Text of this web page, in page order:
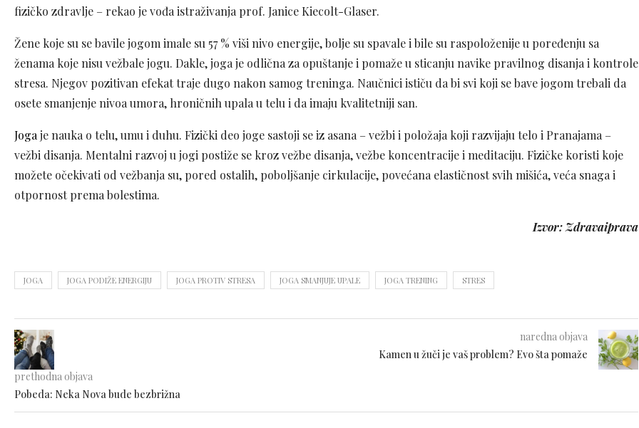
fizičko zdravlje – rekao je vođa istraživanja prof. Janice Kiecolt-Glaser.
Žene koje su se bavile jogom imale su 57 % viši nivo energije, bolje su spavale i bile su raspoloženije u poređenju sa
ženama koje nisu vežbale jogu. Dakle, joga je odlična za opuštanje i pomaže u sticanju navike pravilnog disanja i kontrole
stresa. Njegov pozitivan efekat traje dugo nakon samog treninga. Naučnici ističu da bi svi koji se bave jogom trebali da
osete smanjenje nivoa umora, hroničnih upala u telu i da imaju kvalitetniji san.
Jogaje nauka o telu, umu i duhu. Fizički deo joge sastoji se iz asana – vežbi i položaja koji razvijaju telo i Pranajama –
vežbi disanja. Mentalni razvoj u jogi postiže se kroz vežbe disanja, vežbe koncentracije i meditaciju. Fizičke koristi koje
možete očekivati od vežbanja su, pored ostalih, poboljšanje cirkulacije, povećana elastičnost svih mišića, veća snaga i
otpornost prema bolestima.
Izvor: Zdravaiprava
JOGA JOGA PODIŽE ENERGIJU JOGA PROTIV STRESA JOGA SMANJUJE UPALE JOGA TRENING STRES
prethodna objava
Pobeda: Neka Nova bude bezbrižna
naredna objava
Kamen u žuči je vaš problem? Evo šta pomaže